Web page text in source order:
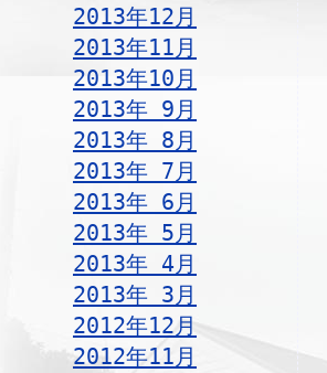
2013年12月
2013年11月
2013年10月
2013年 9月
2013年 8月
2013年 7月
2013年 6月
2013年 5月
2013年 4月
2013年 3月
2012年12月
2012年11月